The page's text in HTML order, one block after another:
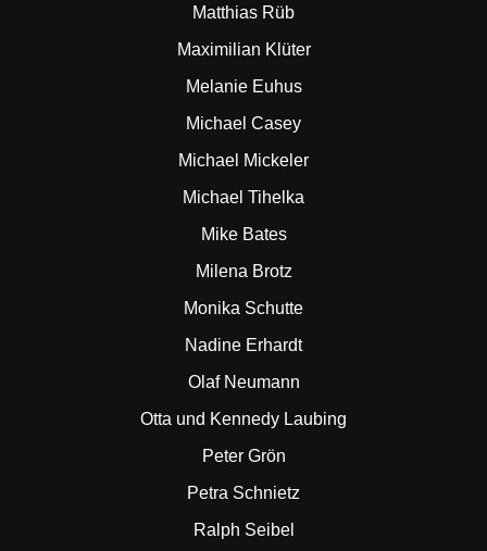
Matthias Rüb
Maximilian Klüter
Melanie Euhus
Michael Casey
Michael Mickeler
Michael Tihelka
Mike Bates
Milena Brotz
Monika Schutte
Nadine Erhardt
Olaf Neumann
Otta und Kennedy Laubing
Peter Grön
Petra Schnietz
Ralph Seibel